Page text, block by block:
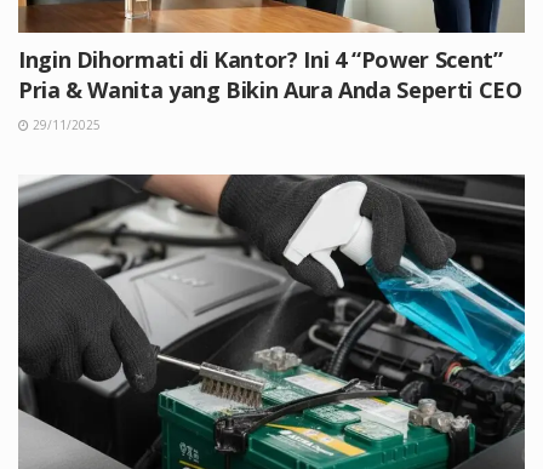
Ingin Dihormati di Kantor? Ini 4 “Power Scent”
Pria & Wanita yang Bikin Aura Anda Seperti CEO
29/11/2025